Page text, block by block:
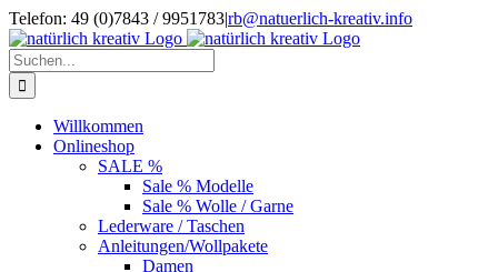
Zum
Inhalt
springen
Telefon: 49 (0)7843 / 9951783|rb@natuerlich-kreativ.info
Suche
nach:
Willkommen
Onlineshop
SALE %
Sale % Modelle
Sale % Wolle / Garne
Lederware / Taschen
Anleitungen/Wollpakete
Damen